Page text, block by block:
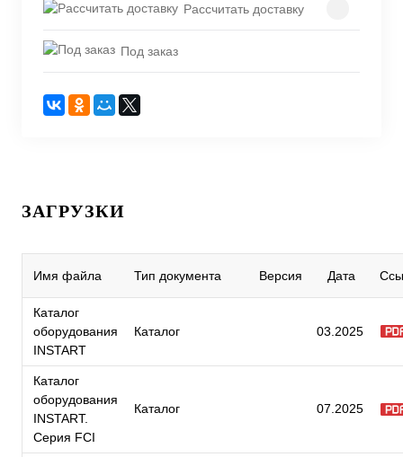
Рассчитать доставку
Под заказ
ЗАГРУЗКИ
Имя файла Тип документа Версия Дата
Каталог
оборудования
INSTART
Каталог 03.2025
Каталог
оборудования
INSTART.
Серия FCI
Каталог 07.2025